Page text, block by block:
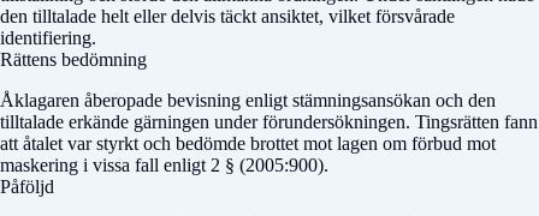
den tilltalade helt eller delvis täckt ansiktet, vilket försvårade
identifiering.
Rättens bedömning
Åklagaren åberopade bevisning enligt stämningsansökan och den
tilltalade erkände gärningen under förundersökningen. Tingsrätten fann
att åtalet var styrkt och bedömde brottet mot lagen om förbud mot
maskering i vissa fall enligt 2 § (2005:900).
Påföljd